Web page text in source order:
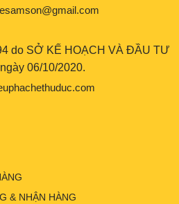
do SỞ KẾ HOẠCH VÀ ĐẦU TƯ
06/10/2020.
& NHẬN HÀNG